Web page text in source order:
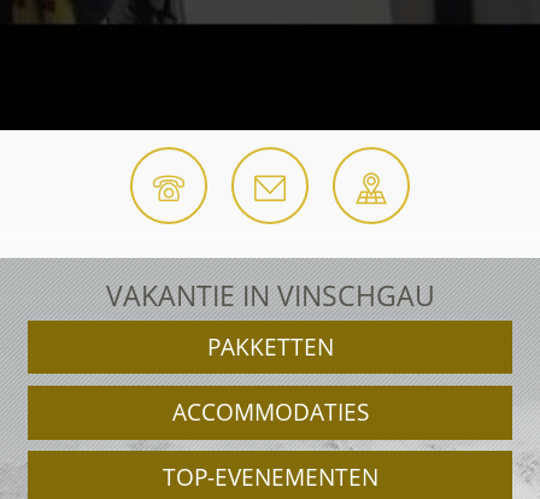
VAKANTIE IN VINSCHGAU
PAKKETTEN
ACCOMMODATIES
TOP-EVENEMENTEN